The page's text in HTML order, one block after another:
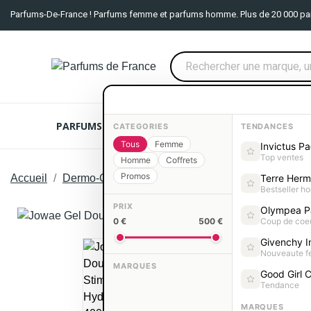
Parfums-De-France ! Parfums femme et parfums homme. Plus de 20 000
PARFUMS FEMME PARFUMS HOMME
Accueil Dermo-Cosmétique Jowae
CATEGORIES
Tous
Femme
Homme
Coffrets
Promos
PRIX
0 € 500 €
MARQUES
TENDANCES
Invictus
Top ventes
Terre
Bestseller
Olympea
Coup de
Givenchy
Nouveaute
Good Girl
Tendance
MARQUES